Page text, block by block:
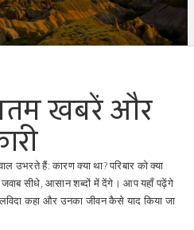
खबरें और
उभरते हैं: कारण क्या था? परिबार को क्या
सीधे, आसान शब्दों में देंगे। आप यहाँ पढ़ेंगे
कहा और उनका जीवन कैसे याद किया जा